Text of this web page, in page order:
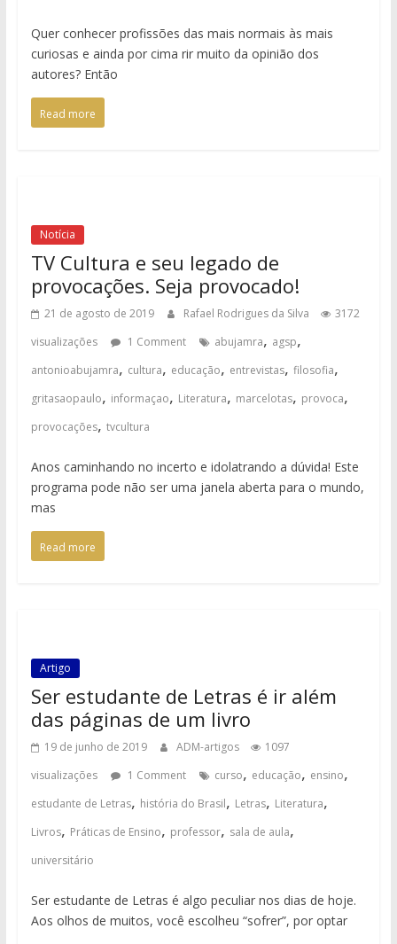
Quer conhecer profissões das mais normais às mais
curiosas e ainda por cima rir muito da opinião dos
autores? Então
Read more
Notícia
TV Cultura e seu legado de
provocações. Seja provocado!
21 de agosto de 2019 Rafael Rodrigues da Silva
3172
visualizações
1 Comment abujamra, agsp,
antonioabujamra, cultura, educação, entrevistas, filosofia,
gritasaopaulo, informaçao, Literatura, marcelotas, provoca,
provocações, tvcultura
Anos caminhando no incerto e idolatrando a dúvida! Este
programa pode não ser uma janela aberta para o mundo,
mas
Read more
Artigo
Ser estudante de Letras é ir além
das páginas de um livro
19 de junho de 2019 ADM-artigos
1097
visualizações
1 Comment curso, educação, ensino,
estudante de Letras, história do Brasil, Letras, Literatura,
Livros, Práticas de Ensino, professor, sala de aula,
universitário
Ser estudante de Letras é algo peculiar nos dias de hoje.
Aos olhos de muitos, você escolheu “sofrer”, por optar